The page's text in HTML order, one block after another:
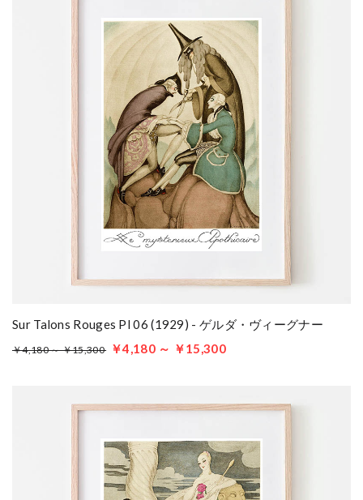
Sur Talons Rouges Pl 06 (1929) - ゲルダ・ヴィーグナー
￥4,180 ～ ￥15,300 ￥4,180 ～ ￥15,300